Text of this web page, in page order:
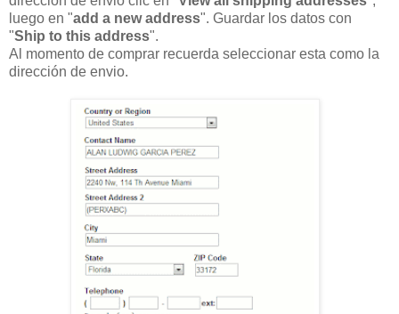
luego en "add a new address". Guardar los datos con
"Ship to this address".
Al momento de comprar recuerda seleccionar esta como la
dirección de envio.